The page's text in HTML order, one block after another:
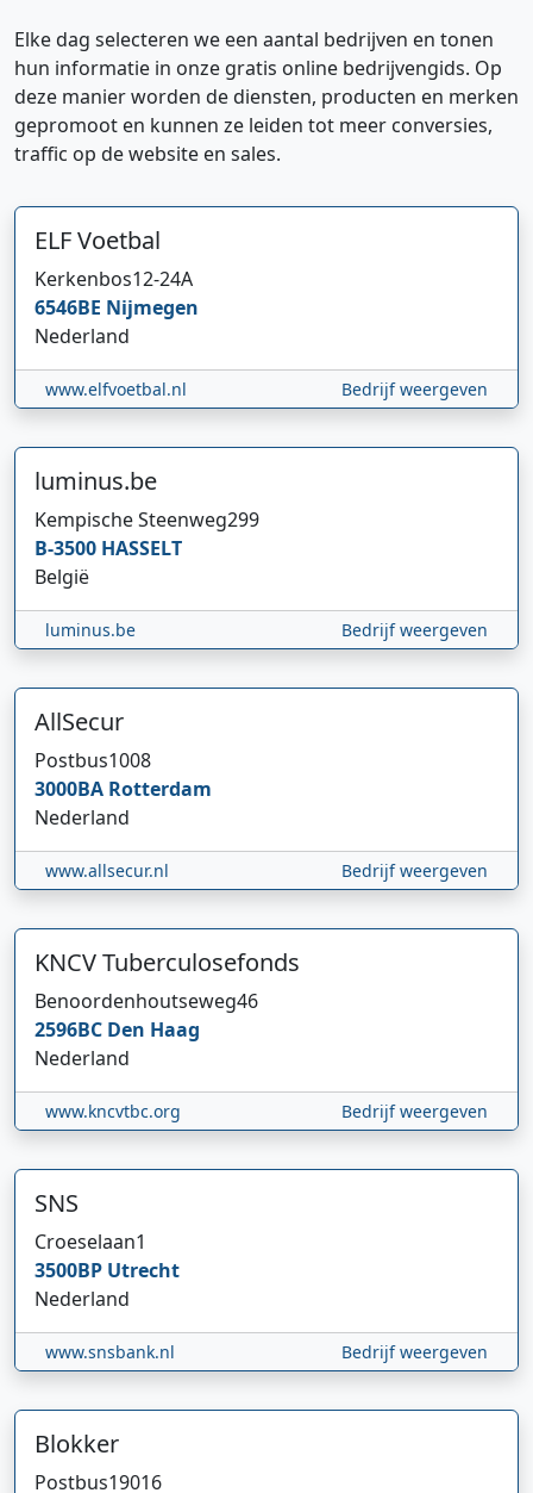
Elke dag selecteren we een aantal bedrijven en tonen
hun informatie in onze gratis online bedrijvengids. Op
deze manier worden de diensten, producten en merken
gepromoot en kunnen ze leiden tot meer conversies,
traffic op de website en sales.
ELF Voetbal
Kerkenbos12-24A
6546BE Nijmegen
Nederland
www.elfvoetbal.nl Bedrijf weergeven
luminus.be
Kempische Steenweg299
B-3500 HASSELT
België
luminus.be Bedrijf weergeven
AllSecur
Postbus1008
3000BA Rotterdam
Nederland
www.allsecur.nl Bedrijf weergeven
KNCV Tuberculosefonds
Benoordenhoutseweg46
2596BC Den Haag
Nederland
www.kncvtbc.org Bedrijf weergeven
SNS
Croeselaan1
3500BP Utrecht
Nederland
www.snsbank.nl Bedrijf weergeven
Blokker
Postbus19016